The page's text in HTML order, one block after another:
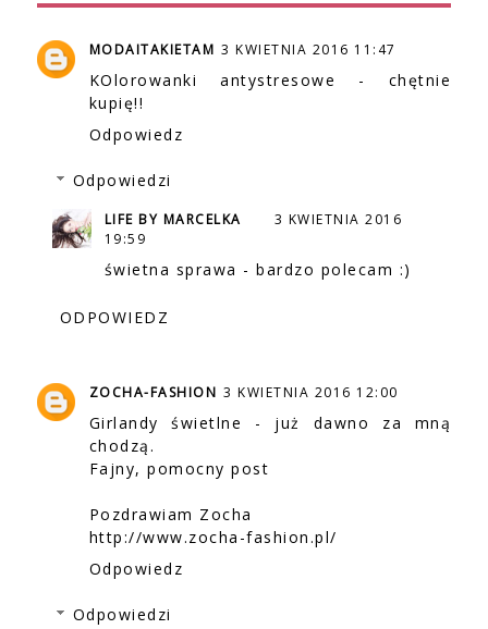
MODAITAKIETAM 3 KWIETNIA 2016 11:47
KOlorowanki antystresowe - chętnie
kupię!!
Odpowiedz
Odpowiedzi
LIFE BY MARCELKA
3 KWIETNIA 2016
19:59
świetna sprawa - bardzo polecam :)
ODPOWIEDZ
ZOCHA-FASHION 3 KWIETNIA 2016 12:00
Girlandy świetlne - już dawno za mną
chodzą.
Fajny, pomocny post
Pozdrawiam Zocha
http://www.zocha-fashion.pl/
Odpowiedz
Odpowiedzi